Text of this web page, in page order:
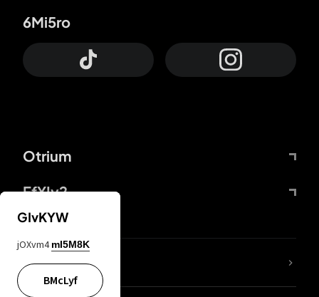
Otrium
FfYIy2
6Mi5ro
KIjvtr
GIvKYW
jOXvm4 mI5M8K
BMcLyf